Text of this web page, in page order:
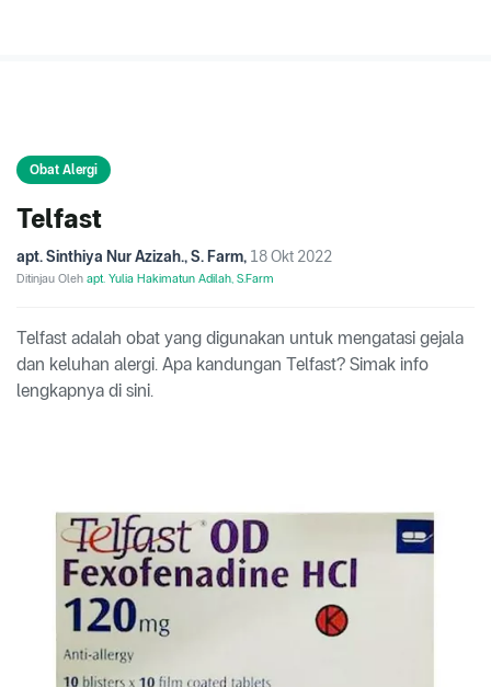
Obat Alergi
Telfast
apt. Sinthiya Nur Azizah., S. Farm, 18 Okt 2022
Ditinjau Oleh apt. Yulia Hakimatun Adilah, S.Farm
Telfast adalah obat yang digunakan untuk mengatasi gejala
dan keluhan alergi. Apa kandungan Telfast? Simak info
lengkapnya di sini.